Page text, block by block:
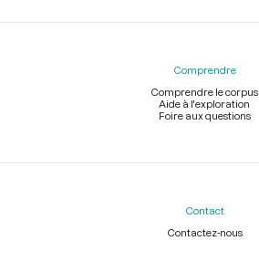
Comprendre
Comprendre le corpus
Aide à l'exploration
Foire aux questions
Contact
Contactez-nous